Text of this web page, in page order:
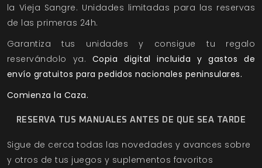
la Vieja Sangre. Unidades limitadas para las reservas
de las primeras 24h.
Garantiza tus unidades y consigue tu regalo
reservándolo ya. Copia digital incluida y gastos de
envío gratuitos para pedidos nacionales peninsulares.
Comienza la Caza.
RESERVA TUS MANUALES ANTES DE QUE SEA TARDE
Sigue de cerca todas las novedades y avances sobre
y otros de tus juegos y suplementos favoritos